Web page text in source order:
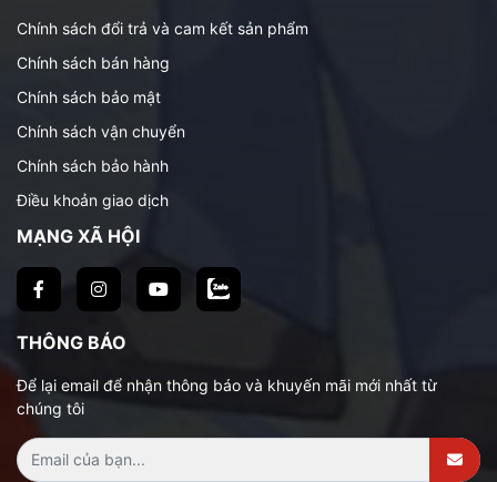
Chính sách đổi trả và cam kết sản phẩm
Chính sách bán hàng
Chính sách bảo mật
Chính sách vận chuyển
Chính sách bảo hành
Điều khoản giao dịch
MẠNG XÃ HỘI
THÔNG BÁO
Để lại email để nhận thông báo và khuyến mãi mới nhất từ
chúng tôi